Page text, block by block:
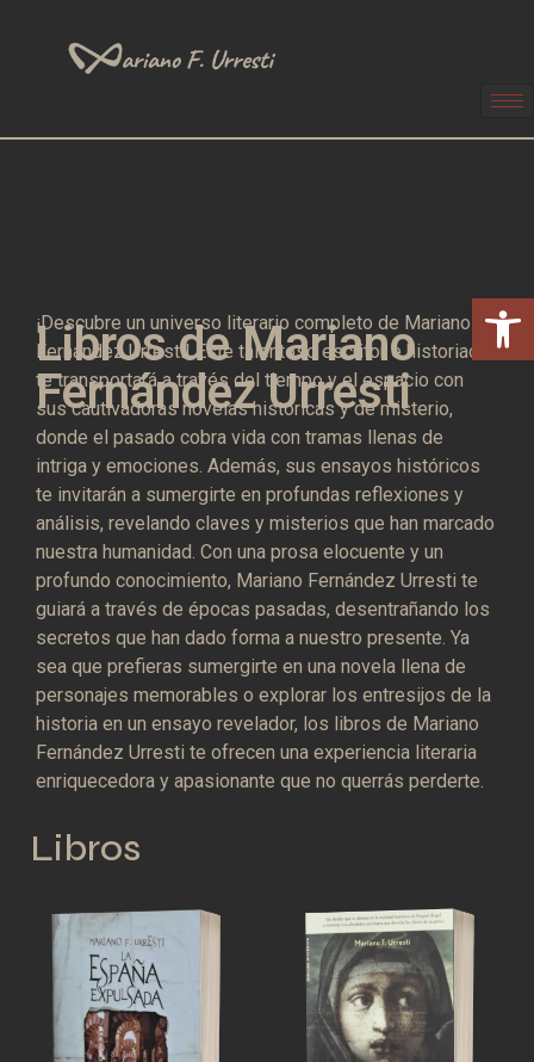
Abrir
Libros de Mariano
Fernández Urresti
¡Descubre un universo literario completo de Mariano
Fernández Urresti! Este talentoso escritor e historiador
te transportará a través del tiempo y el espacio con
sus cautivadoras novelas históricas y de misterio,
donde el pasado cobra vida con tramas llenas de
intriga y emociones. Además, sus ensayos históricos
te invitarán a sumergirte en profundas reflexiones y
análisis, revelando claves y misterios que han marcado
nuestra humanidad. Con una prosa elocuente y un
profundo conocimiento, Mariano Fernández Urresti te
guiará a través de épocas pasadas, desentrañando los
secretos que han dado forma a nuestro presente. Ya
sea que prefieras sumergirte en una novela llena de
personajes memorables o explorar los entresijos de la
historia en un ensayo revelador, los libros de Mariano
Fernández Urresti te ofrecen una experiencia literaria
enriquecedora y apasionante que no querrás perderte.
Libros